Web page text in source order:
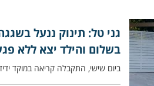
גני טל: תינוק ננעל
בשלום והילד יצא ללא
ביום שישי, התקבלה קריאה במוקד